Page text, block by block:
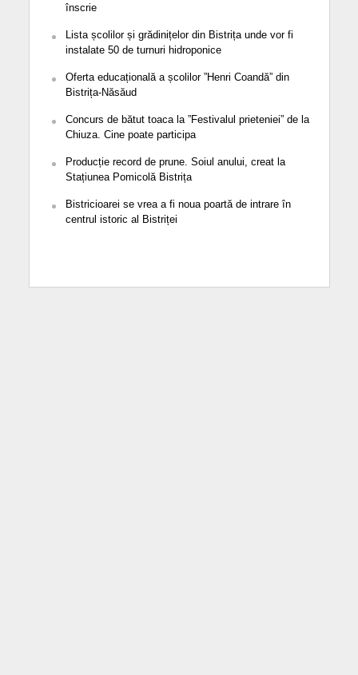
înscrie
Lista școlilor și grădinițelor din Bistrița unde vor fi
instalate 50 de turnuri hidroponice
Oferta educațională a școlilor ”Henri Coandă” din
Bistrița-Năsăud
Concurs de bătut toaca la ”Festivalul prieteniei” de la
Chiuza. Cine poate participa
Producție record de prune. Soiul anului, creat la
Stațiunea Pomicolă Bistrița
Bistricioarei se vrea a fi noua poartă de intrare în
centrul istoric al Bistriței